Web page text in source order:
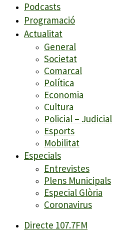
Podcasts
Programació
Actualitat
General
Societat
Comarcal
Política
Economia
Cultura
Policial – Judicial
Esports
Mobilitat
Especials
Entrevistes
Plens Municipals
Especial Glòria
Coronavirus
Directe 107.7FM